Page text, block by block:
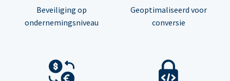
Beveiliging op
ondernemingsniveau
Geoptimaliseerd voor
conversie